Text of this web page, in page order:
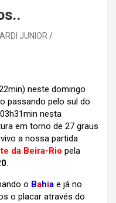
JUNIOR
neste domingo
passando pelo sul do
nesta
em torno de 27 graus
a nossa partida
da Beira-Rio pela
.
o Bahia e já no
o placar através do